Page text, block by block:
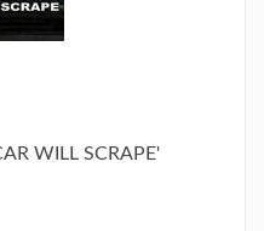
WILL SCRAPE'